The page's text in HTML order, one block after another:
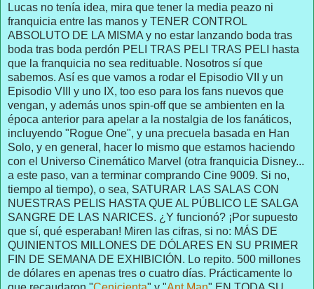
Lucas no tenía idea, mira que tener la media peazo ni
franquicia entre las manos y TENER CONTROL
ABSOLUTO DE LA MISMA y no estar lanzando boda tras
boda tras boda perdón PELI TRAS PELI TRAS PELI hasta
que la franquicia no sea redituable. Nosotros sí que
sabemos. Así es que vamos a rodar el Episodio VII y un
Episodio VIII y uno IX, too eso para los fans nuevos que
vengan, y además unos spin-off que se ambienten en la
época anterior para apelar a la nostalgia de los fanáticos,
incluyendo "Rogue One", y una precuela basada en Han
Solo, y en general, hacer lo mismo que estamos haciendo
con el Universo Cinemático Marvel (otra franquicia Disney...
a este paso, van a terminar comprando Cine 9009. Si no,
tiempo al tiempo), o sea, SATURAR LAS SALAS CON
NUESTRAS PELIS HASTA QUE AL PÚBLICO LE SALGA
SANGRE DE LAS NARICES. ¿Y funcionó? ¡Por supuesto
que sí, qué esperaban! Miren las cifras, si no: MÁS DE
QUINIENTOS MILLONES DE DÓLARES EN SU PRIMER
FIN DE SEMANA DE EXHIBICIÓN. Lo repito. 500 millones
de dólares en apenas tres o cuatro días. Prácticamente lo